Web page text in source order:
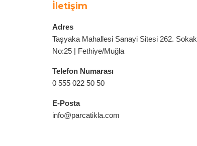
İletişim
Adres
Taşyaka Mahallesi Sanayi Sitesi 262. Sokak
No:25 | Fethiye/Muğla
Telefon Numarası
0 555 022 50 50
E-Posta
info@parcatikla.com